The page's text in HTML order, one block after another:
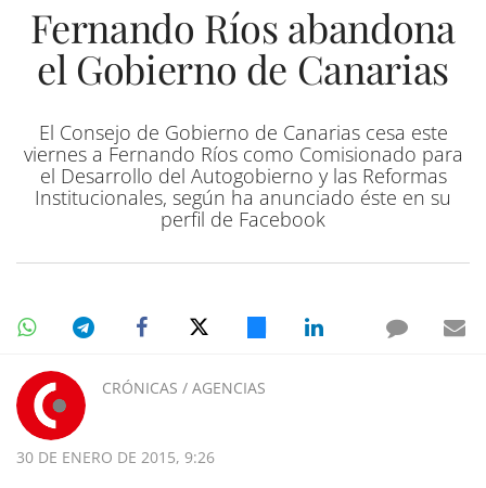
Fernando Ríos abandona
el Gobierno de Canarias
El Consejo de Gobierno de Canarias cesa este
viernes a Fernando Ríos como Comisionado para
el Desarrollo del Autogobierno y las Reformas
Institucionales, según ha anunciado éste en su
perfil de Facebook
CRÓNICAS / AGENCIAS
30 DE ENERO DE 2015, 9:26